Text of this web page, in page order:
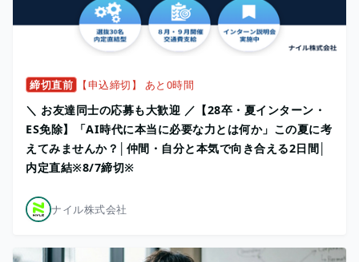
締切直前 【申込締切】 あと0時間
＼ お友達同士の応募も大歓迎 ／【28卒・夏インターン・
ES免除】「AI時代に本当に必要な力とは何か」この夏に考
えてみませんか？│仲間・自分と本気で向き合える2日間│
内定直結※8/7締切※
ナイル株式会社